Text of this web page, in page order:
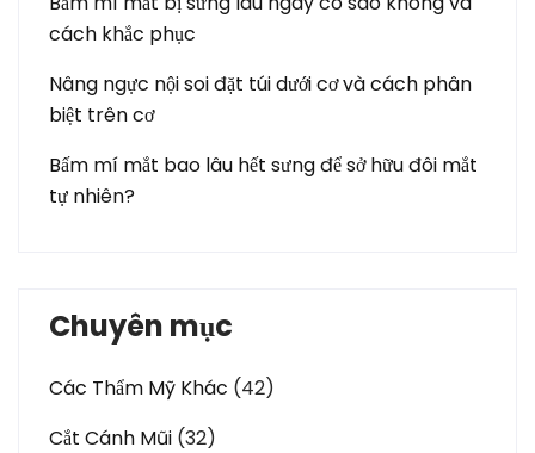
cách khắc phục
Nâng ngực nội soi đặt túi dưới cơ và cách phân
biệt trên cơ
Bấm mí mắt bao lâu hết sưng để sở hữu đôi mắt
tự nhiên?
Chuyên mục
Các Thẩm Mỹ Khác (42)
Cắt Cánh Mũi (32)